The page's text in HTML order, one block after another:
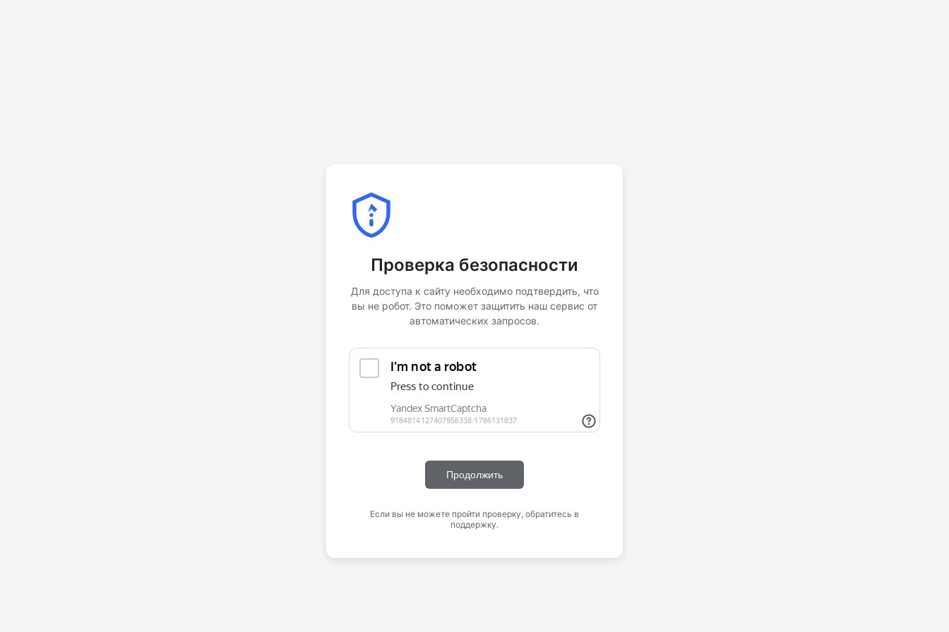
Проверка безопасности
Для доступа к сайту необходимо подтвердить, что
вы не робот. Это поможет защитить наш сервис от
автоматических запросов.
Продолжить
Если вы не можете пройти проверку, обратитесь в
поддержку.